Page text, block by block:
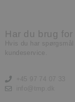
Har du brug
Hvis du har
kundeservice.